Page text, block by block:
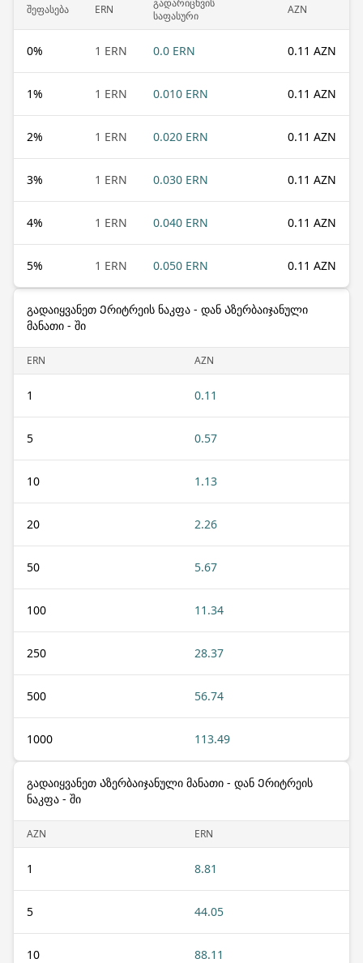
შეფასება ERN
გადარიცხვის
საფასური
AZN
0% 1 ERN 0.0 ERN 0.11 AZN
1% 1 ERN 0.010 ERN 0.11 AZN
2% 1 ERN 0.020 ERN 0.11 AZN
3% 1 ERN 0.030 ERN 0.11 AZN
4% 1 ERN 0.040 ERN 0.11 AZN
5% 1 ERN 0.050 ERN 0.11 AZN
გადაიყვანეთ Ერიტრეის ნაკფა - დან Აზერბაიჯანული
მანათი - ში
ERN AZN
1 0.11
5 0.57
10 1.13
20 2.26
50 5.67
100 11.34
250 28.37
500 56.74
1000 113.49
გადაიყვანეთ Აზერბაიჯანული მანათი - დან Ერიტრეის
ნაკფა - ში
AZN ERN
1 8.81
5 44.05
10 88.11